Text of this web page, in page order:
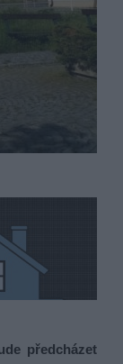
předcházet